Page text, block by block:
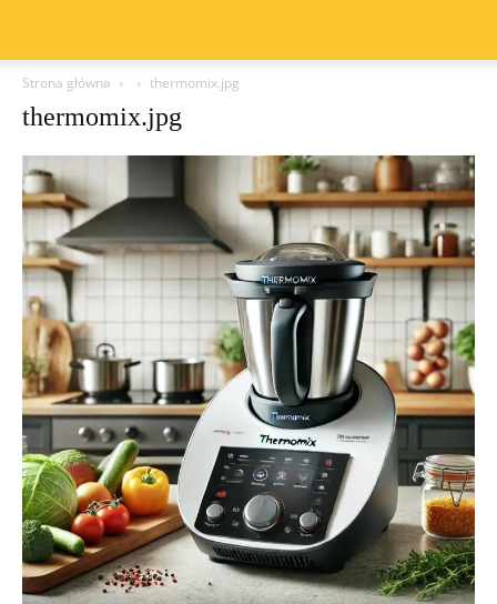
Strona główna thermomix.jpg
thermomix.jpg